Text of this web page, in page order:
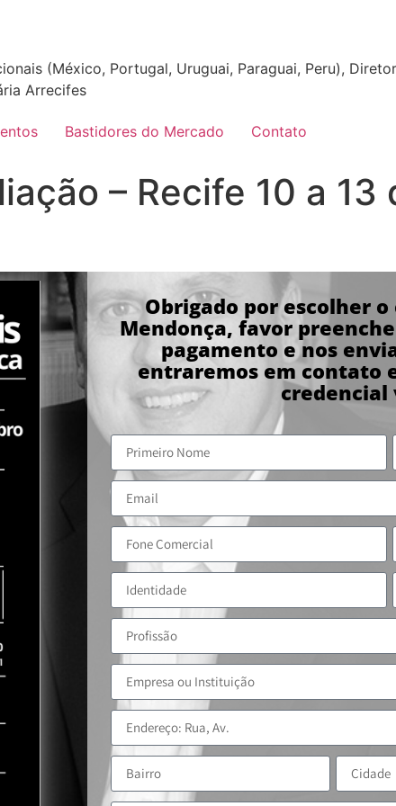
(México, Portugal, Uruguai, Paraguai, Peru),
Arrecifes
Bastidores do Mercado Contato
– Recife 10 a 13
Obrigado por escolher
Mendonça, favor
pagamento e nos
entraremos em contato
credencial